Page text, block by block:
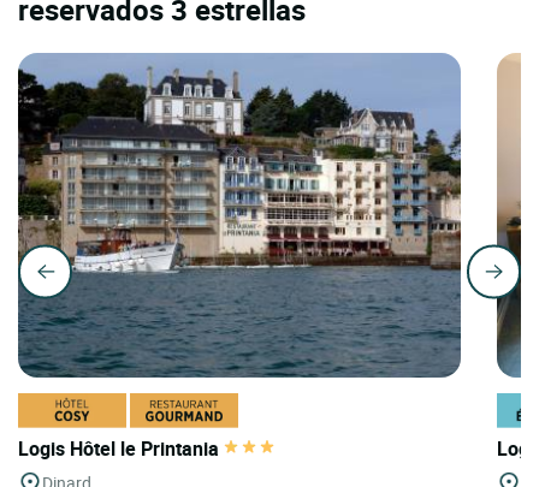
reservados 3 estrellas
Logis Hôtel le Printania